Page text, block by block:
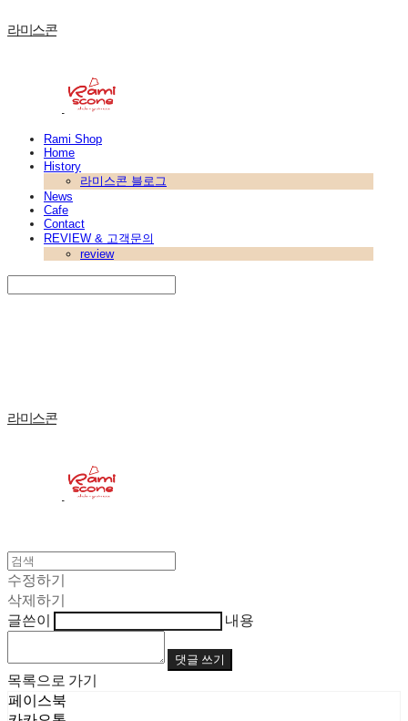
라미스콘
Rami Shop
Home
History
라미스콘 블로그
News
Cafe
Contact
REVIEW & 고객문의
review
라미스콘
수정하기
삭제하기
글쓴이
내용
댓글 쓰기
목록으로 가기
페이스북